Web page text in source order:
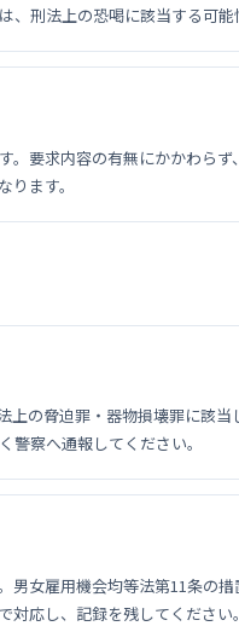
刑法上の恐喝に該当する可能
要求内容の有無にかかわらず
ます。
上の脅迫罪・器物損壊罪に該当
察へ通報してください。
男女雇用機会均等法第11条の
応し、記録を残してください。